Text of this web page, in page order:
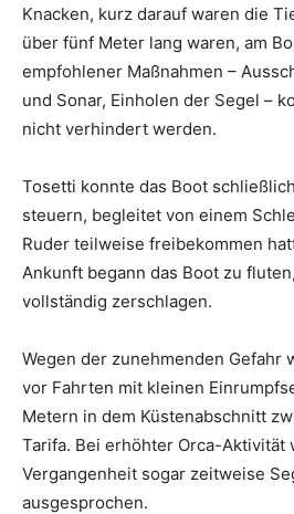
Knacken, kurz darauf waren die
über fünf Meter lang waren, am
empfohlener Maßnahmen –
und Sonar, Einholen der Segel –
nicht verhindert werden.
Tosetti konnte das Boot
steuern, begleitet von einem
Ruder teilweise freibekommen
Ankunft begann das Boot zu
vollständig zerschlagen.
Wegen der zunehmenden Gefahr
vor Fahrten mit kleinen
Metern in dem Küstenabschnitt
Tarifa. Bei erhöhter Orca-Aktivität
Vergangenheit sogar zeitweise
ausgesprochen.